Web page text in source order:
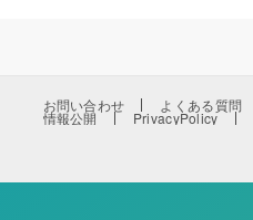
お問い合わせ よくある質問
情報公開 PrivacyPolicy